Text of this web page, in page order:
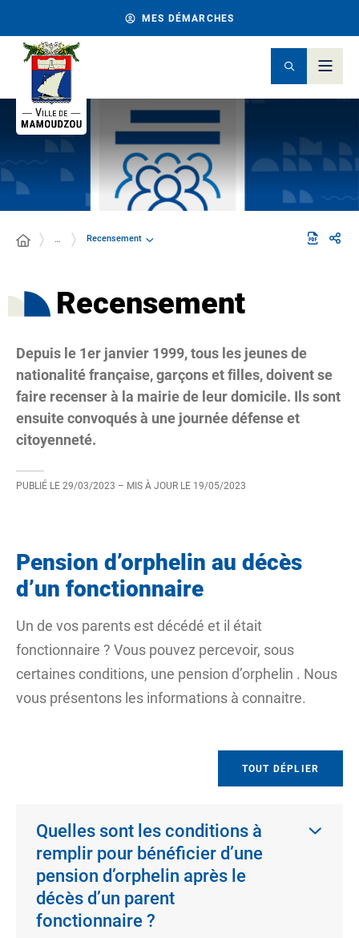
MES DÉMARCHES
… Recensement
Recensement
Depuis le 1er janvier 1999, tous les jeunes de
nationalité française, garçons et filles, doivent se
faire recenser à la mairie de leur domicile. Ils sont
ensuite convoqués à une journée défense et
citoyenneté.
PUBLIÉ LE 29/03/2023 – MIS À JOUR LE 19/05/2023
Pension d’orphelin au décès
d’un fonctionnaire
Un de vos parents est décédé et il était
fonctionnaire ? Vous pouvez percevoir, sous
certaines conditions, une pension d’orphelin . Nous
vous présentons les informations à connaitre.
TOUT DÉPLIER
Quelles sont les conditions à
remplir pour bénéficier d’une
pension d’orphelin après le
décès d’un parent
fonctionnaire ?